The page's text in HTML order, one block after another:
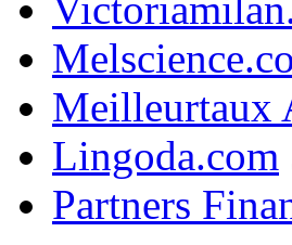
Meilleurtaux
Lingoda.com
Partners